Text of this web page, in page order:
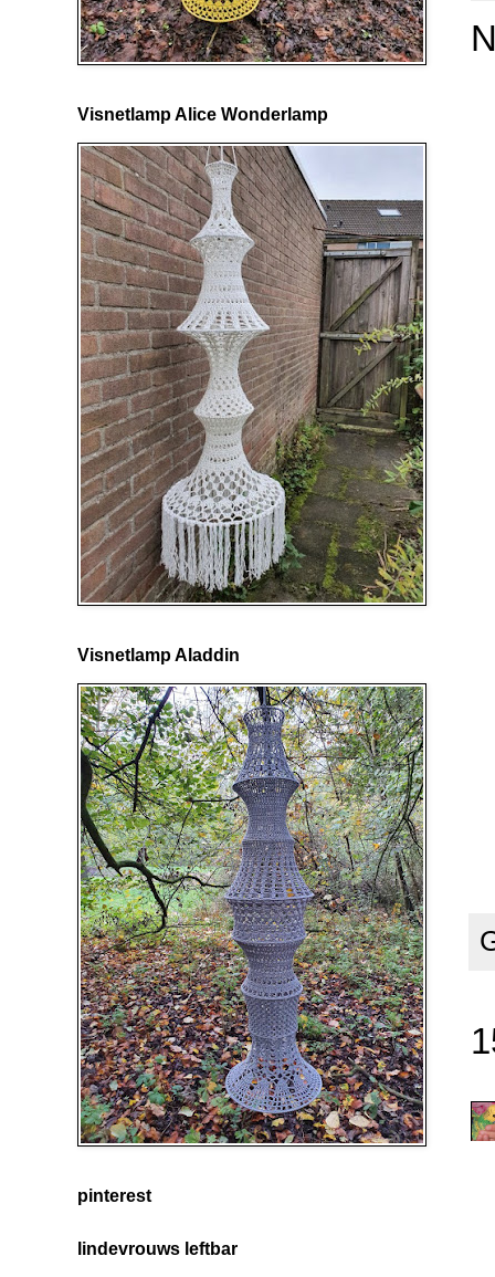
Visnetlamp Alice Wonderlamp
Visnetlamp Aladdin
pinterest
lindevrouws leftbar